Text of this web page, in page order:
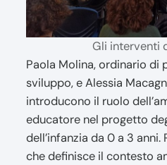
Gli interventi
Paola Molina, ordinario di
sviluppo, e Alessia
introducono il ruolo
educatore nel progetto
dell’infanzia da 0 a 3
che definisce il contesto